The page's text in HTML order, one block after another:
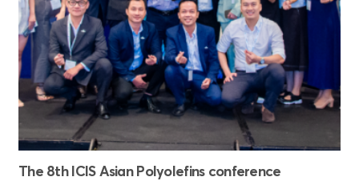
The 8th ICIS Asian Polyolefins conference